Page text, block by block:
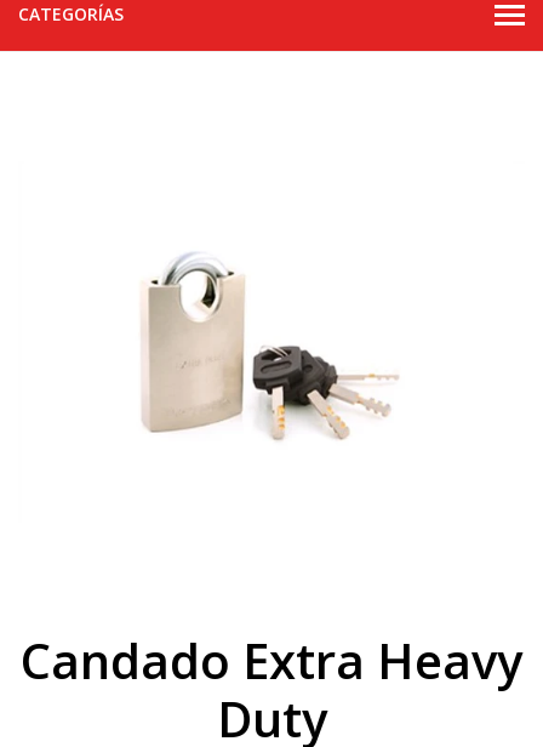
CATEGORÍAS
Candado Extra Heavy
Duty